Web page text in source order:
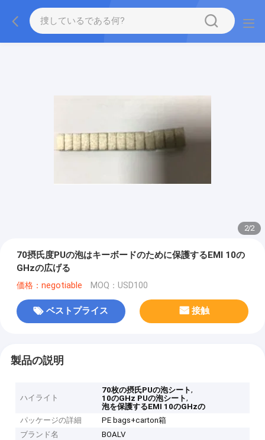
2/2
70摂氏度PUの泡はキーボードのために保護するEMI 10の
GHzの広げる
価格：negotiable MOQ：USD100
ベストプライス 接触
製品の説明
ハイライト
70枚の摂氏PUの泡シート,
10のGHz PUの泡シート,
泡を保護するEMI 10のGHzの
パッケージの詳細
PE bags+carton箱
ブランド名
BOALV